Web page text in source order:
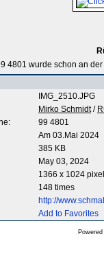
4801 wurde schon an
IMG_2510.JPG
Mirko Schmidt/
99 4801
Am 03.Mai 2024
385 KB
May 03, 2024
1366 x 1024
148 times
http://
Add to Favorites